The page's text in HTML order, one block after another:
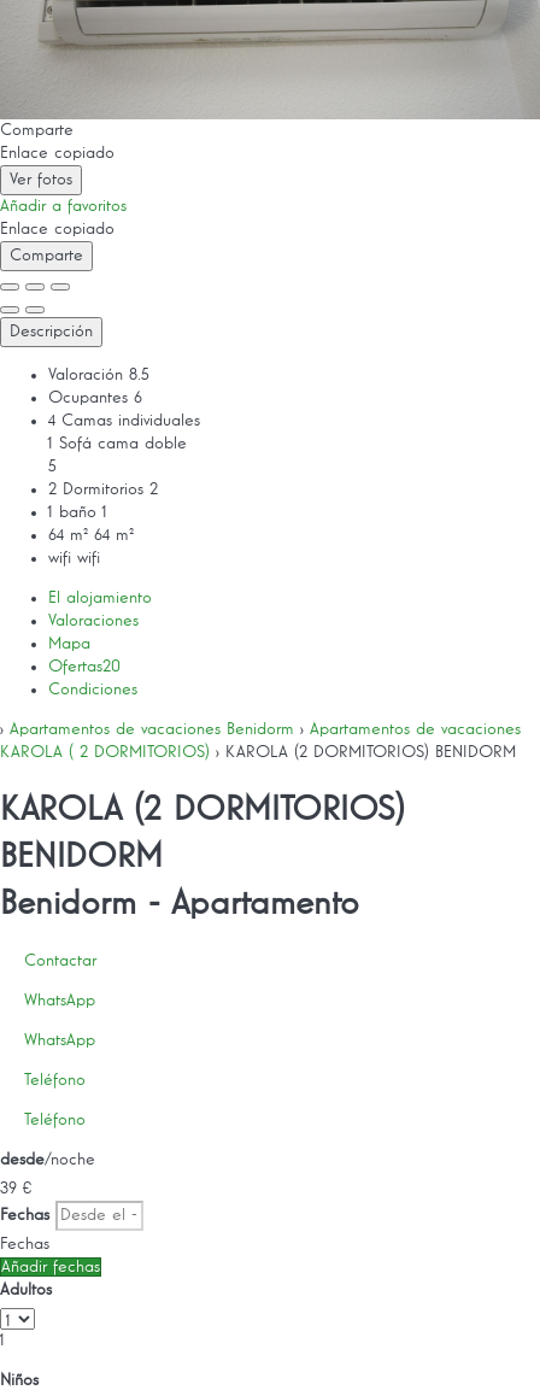
Comparte
Enlace copiado
Ver fotos
Añadir a favoritos
Enlace copiado
Comparte
Descripción
Valoración 8.5
Ocupantes 6
4 Camas individuales
1 Sofá cama doble
5
2 Dormitorios 2
1 baño 1
64 m² 64 m²
wifi wifi
El alojamiento
Valoraciones
Mapa
Ofertas20
Condiciones
› Apartamentos de vacaciones Benidorm › Apartamentos de vacaciones
KAROLA ( 2 DORMITORIOS) › KAROLA (2 DORMITORIOS) BENIDORM
KAROLA (2 DORMITORIOS)
BENIDORM
Benidorm - Apartamento
Contactar
WhatsApp
WhatsApp
Teléfono
Teléfono
desde/noche
39 €
Fechas
Fechas
Añadir fechas
Adultos
1
Niños